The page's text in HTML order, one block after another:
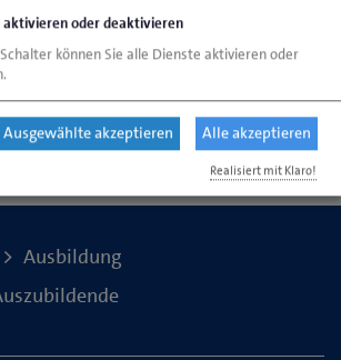
Ausbildung
aktivieren oder deaktivieren
können Sie alle Dienste aktivieren oder
Ausgewählte akzeptieren Alle akzeptieren
Realisiert mit Klaro!